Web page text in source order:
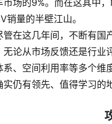
市场的9%。而在这其中
销量的半壁江山。
管在这几年间，不断有
论从市场反馈还是行
、空间利用率等多个
仍有领先、值得学习的